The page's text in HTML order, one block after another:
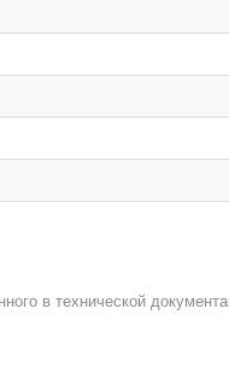
в технической